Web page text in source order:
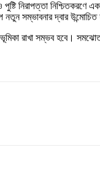
নিরাপত্তা নিশ্চিতকরণে
নতুন সম্ভাবনার দ্বার উন্মোচিত
রাখা সম্ভব হবে।